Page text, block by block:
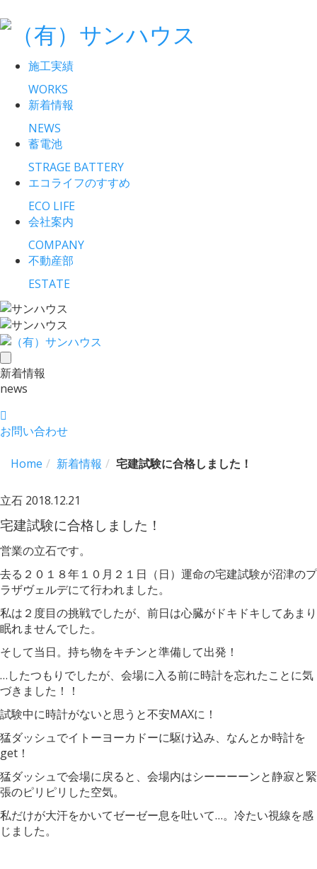
施工実績
WORKS
新着情報
NEWS
蓄電池
STRAGE BATTERY
エコライフのすすめ
ECO LIFE
会社案内
COMPANY
不動産部
ESTATE
toggle
navigation
新着情報
news
お問い合わせ
Home 新着情報 宅建試験に合格しました！
立石 2018.12.21
宅建試験に合格しました！
営業の立石です。
去る２０１８年１０月２１日（日）運命の宅建試験が沼津のプ
ラザヴェルデにて行われました。
私は２度目の挑戦でしたが、前日は心臓がドキドキしてあまり
眠れませんでした。
そして当日。持ち物をキチンと準備して出発！
…したつもりでしたが、会場に入る前に時計を忘れたことに気
づきました！！
試験中に時計がないと思うと不安MAXに！
猛ダッシュでイトーヨーカドーに駆け込み、なんとか時計を
get！
猛ダッシュで会場に戻ると、会場内はシーーーーンと静寂と緊
張のピリピリした空気。
私だけが大汗をかいてゼーゼー息を吐いて…。冷たい視線を感
じました。